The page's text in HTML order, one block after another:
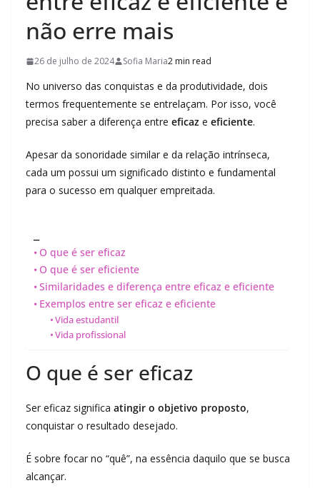
não erre mais
26 de julho de 2024 Sofia Maria2 min read
No universo das conquistas e da produtividade, dois
termos frequentemente se entrelaçam. Por isso, você
precisa saber a diferença entre eficaz e eficiente.
Apesar da sonoridade similar e da relação intrínseca,
cada um possui um significado distinto e fundamental
para o sucesso em qualquer empreitada.
O que é ser eficaz
O que é ser eficiente
Similaridades e diferença entre eficaz e eficiente
Exemplos entre ser eficaz e eficiente
Vida estudantil
Vida profissional
O que é ser eficaz
Ser eficaz significa atingir o objetivo proposto,
conquistar o resultado desejado.
É sobre focar no “quê”, na essência daquilo que se busca
alcançar.